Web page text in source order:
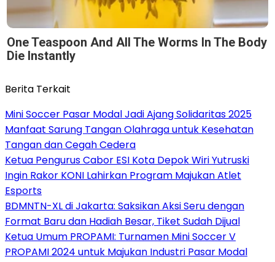
One Teaspoon And All The Worms In The Body
Die Instantly
Berita Terkait
Mini Soccer Pasar Modal Jadi Ajang Solidaritas 2025
Manfaat Sarung Tangan Olahraga untuk Kesehatan
Tangan dan Cegah Cedera
Ketua Pengurus Cabor ESI Kota Depok Wiri Yutruski
Ingin Rakor KONI Lahirkan Program Majukan Atlet
Esports
BDMNTN-XL di Jakarta: Saksikan Aksi Seru dengan
Format Baru dan Hadiah Besar, Tiket Sudah Dijual
Ketua Umum PROPAMI: Turnamen Mini Soccer V
PROPAMI 2024 untuk Majukan Industri Pasar Modal